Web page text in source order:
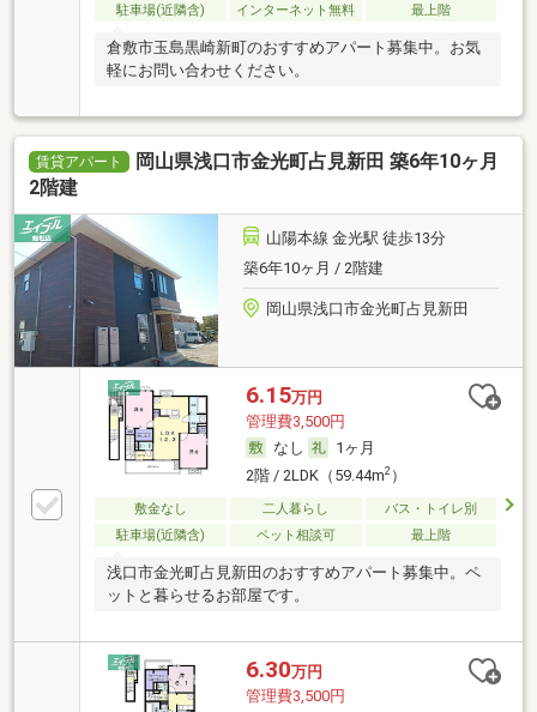
駐車場(近隣含)
インターネット無料 最上階
倉敷市玉島黒崎新町のおすすめアパート募集中。お気
軽にお問い合わせください。
賃貸アパート
岡山県浅口市金光町占見新田 築6年10ヶ月
2階建
山陽本線 金光駅 徒歩13分
築6年10ヶ月 / 2階建
岡山県浅口市金光町占見新田
6.15万円
管理費3,500円
なし
1ヶ月
2階 / 2LDK（59.44m2）
敷金なし 二人暮らし
バス・トイレ別
駐車場(近隣含)
ペット相談可 最上階
浅口市金光町占見新田のおすすめアパート募集中。ペ
ットと暮らせるお部屋です。
6.30万円
管理費3,500円